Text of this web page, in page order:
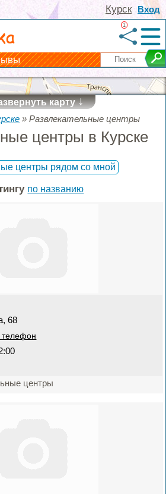
Вход
Курск
1
карту↓
»Развлекательные центры
центры в Курске
центры рядом со мной
по названию
68
телефон
центры